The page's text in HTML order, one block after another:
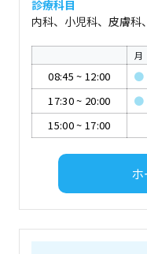
診療科目
内科、小児科、皮膚
月
08:45 ~ 12:00 ●
17:30~ 20:00 ●
15:00~ 17:00